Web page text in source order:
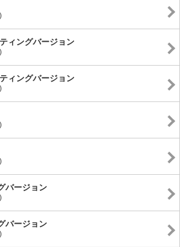
ィングバージョン
ィングバージョン
バージョン
バージョン